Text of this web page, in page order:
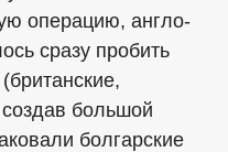
операцию, англо-
сразу пробить
большой
болгарские